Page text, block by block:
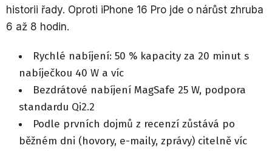
historii řady. Oproti iPhone 16 Pro jde o nárůst zhruba
6 až 8 hodin.
Rychlé nabíjení: 50 % kapacity za 20 minut s
nabíječkou 40 W a víc
Bezdrátové nabíjení MagSafe 25 W, podpora
standardu Qi2.2
Podle prvních dojmů z recenzí zůstává po
běžném dni (hovory, e-maily, zprávy) citelně víc